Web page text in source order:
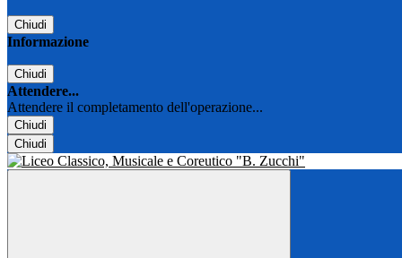
Chiudi
Informazione
Chiudi
Attendere...
Attendere il completamento dell'operazione...
Chiudi
Chiudi